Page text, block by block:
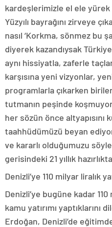
kardeşlerimizle el ele
Yüzyılı bayrağını zirveye
nasıl ‘Korkma, sönmez bu
diyerek kazandıysak
aynı hissiyatla, zaferle
karşısına yeni vizyonlar,
programlarla çıkarken
tutmanın peşinde
her sözün önce
taahhüdümüzü beyan
ve kararlı olduğumuzu
gerisindeki 21 yıllık
Denizli’ye 110 milyar liralık
Denizli’ye bugüne kadar
kamu yatırımı yaptıklarını
Erdoğan, Denizli’de